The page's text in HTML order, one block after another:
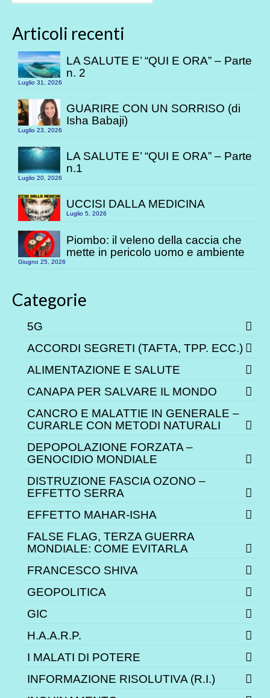
Articoli recenti
LA SALUTE E’ “QUI E ORA” – Parte
n. 2
Luglio 31, 2026
GUARIRE CON UN SORRISO (di
Isha Babaji)
Luglio 23, 2026
LA SALUTE E’ “QUI E ORA” – Parte
n.1
Luglio 20, 2026
UCCISI DALLA MEDICINA
Luglio 5, 2026
Piombo: il veleno della caccia che
mette in pericolo uomo e ambiente
Giugno 25, 2026
Categorie
5G
ACCORDI SEGRETI (TAFTA, TPP. ECC.)
ALIMENTAZIONE E SALUTE
CANAPA PER SALVARE IL MONDO
CANCRO E MALATTIE IN GENERALE –
CURARLE CON METODI NATURALI
DEPOPOLAZIONE FORZATA –
GENOCIDIO MONDIALE
DISTRUZIONE FASCIA OZONO –
EFFETTO SERRA
EFFETTO MAHAR-ISHA
FALSE FLAG, TERZA GUERRA
MONDIALE: COME EVITARLA
FRANCESCO SHIVA
GEOPOLITICA
GIC
H.A.A.R.P.
I MALATI DI POTERE
INFORMAZIONE RISOLUTIVA (R.I.)